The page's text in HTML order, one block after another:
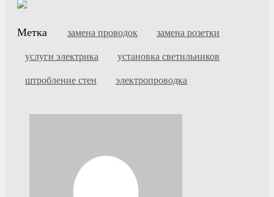
Метка замена проводок замена розетки
услуги электрика установка светильников
штробление стен электропроводка